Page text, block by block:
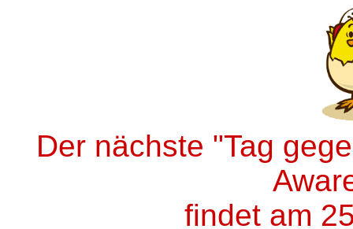
Der nächste "Tag
findet am